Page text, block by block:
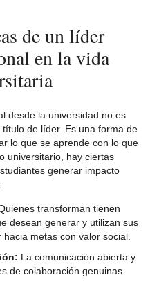
de un líder
en la vida
desde la universidad no es
de líder. Es una forma de
lo que se aprende con lo que
universitario, hay ciertas
generar impacto
transforman tienen
desean generar y utilizan sus
metas con valor social.
La comunicación abierta y
de colaboración genuinas